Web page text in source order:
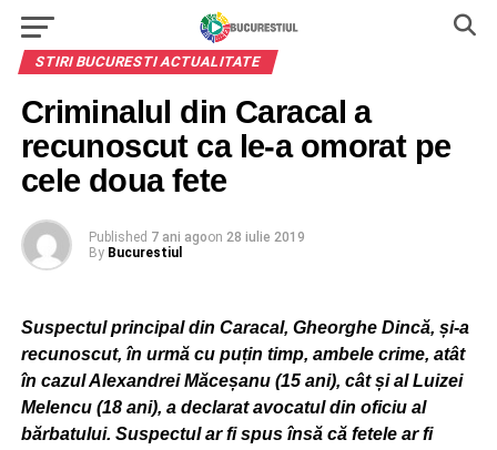
STIRI BUCURESTI ACTUALITATE
Criminalul din Caracal a
recunoscut ca le-a omorat pe
cele doua fete
Published 7 ani agoon 28 iulie 2019
By Bucurestiul
Suspectul principal din Caracal, Gheorghe Dincă, și-a
recunoscut, în urmă cu puțin timp, ambele crime, atât
în cazul Alexandrei Măceșanu (15 ani), cât și al Luizei
Melencu (18 ani), a declarat avocatul din oficiu al
bărbatului. Suspectul ar fi spus însă că fetele ar fi